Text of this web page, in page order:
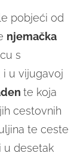
pobjeći od
njemačka
s
i u vijugavoj
te koja
cestovnih
te ceste
u desetak